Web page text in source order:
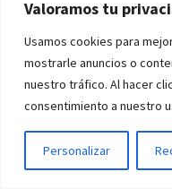
Valoramos tu
Usamos cookies para
mostrarle anuncios o
nuestro tráfico. Al hacer
consentimiento a nuestro
Personalizar
Buscar
Problemas para vender